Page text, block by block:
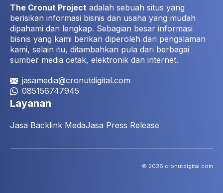
The Cronut Project adalah sebuah situs yang
berisikan informasi bisnis dan usaha yang mudah
dipahami dan lengkap. Sebagian besar informasi
bisnis yang kami berikan diperoleh dari pengalaman
kami, selain itu, ditambahkan pula dari berbagai
sumber media cetak, elektronik dan internet.
jasamedia@cronutdigital.com
085156747945
Layanan
Jasa Backlink MedaJasa Press Release
© 2026 cronutdigital.com